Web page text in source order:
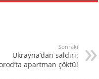
Sonraki
Ukrayna’dan saldırı:
apartman çöktü!